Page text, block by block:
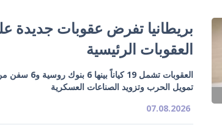
بريطانيا تفرض عقوبات جديدة
العقوبات الرئيسية
العقوبات
تمويل الحرب وتزويد الصناعات العسكرية
07.08.2026